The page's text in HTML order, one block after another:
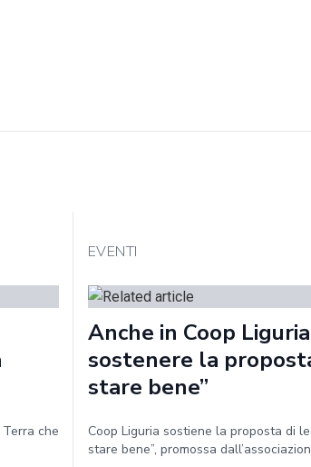
che
EVENTI
Anche in Coop
sostenere la
stare bene”
Coop Liguria sostiene la proposta di
stare bene”, promossa